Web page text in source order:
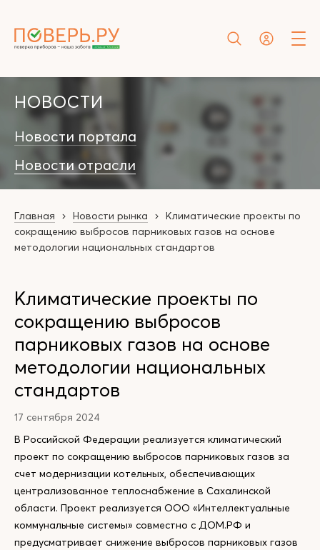
НОВОСТИ
Новости портала
Новости отрасли
Главная Новости рынка
Климатические проекты по
сокращению выбросов парниковых газов на основе
методологии национальных стандартов
Климатические проекты по
сокращению выбросов
парниковых газов на основе
методологии национальных
стандартов
17 сентября 2024
В Российской Федерации реализуется климатический
проект по сокращению выбросов парниковых газов за
счет модернизации котельных, обеспечивающих
централизованное теплоснабжение в Сахалинской
области. Проект реализуется ООО «Интеллектуальные
коммунальные системы» совместно с ДОМ.РФ и
предусматривает снижение выбросов парниковых газов